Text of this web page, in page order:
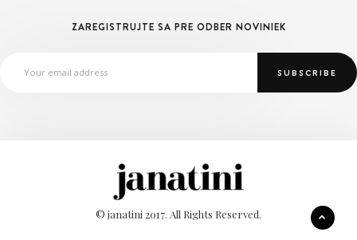
ZAREGISTRUJTE SA PRE ODBER NOVINIEK
© janatini 2017. All Rights Reserved.